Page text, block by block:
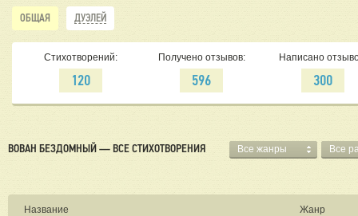
ОБЩАЯ ДУЭЛЕЙ
Стихотворений:
120
Получено отзывов:
596
Написано
300
ВОВАН БЕЗДОМНЫЙ — ВСЕ СТИХОТВОРЕНИЯ Все жанры Все
Название Жанр